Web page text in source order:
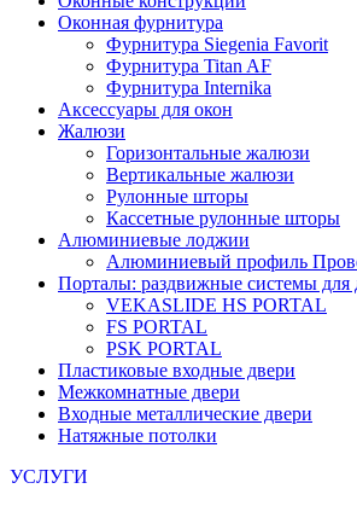
Оконная фурнитура
Фурнитура Siegenia Favorit
Фурнитура Titan AF
Фурнитура Internika
Аксессуары для окон
Жалюзи
Горизонтальные жалюзи
Вертикальные жалюзи
Рулонные шторы
Кассетные рулонные шторы
Алюминиевые лоджии
Алюминиевый профиль
Порталы: раздвижные системы для
VEKASLIDE HS PORTAL
FS PORTAL
PSK PORTAL
Пластиковые входные двери
Межкомнатные двери
Входные металлические двери
Натяжные потолки
УСЛУГИ